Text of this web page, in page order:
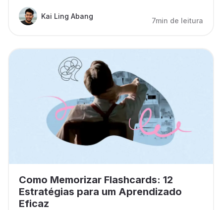
Kai Ling Abang
7min de leitura
Como Memorizar Flashcards: 12
Estratégias para um Aprendizado
Eficaz